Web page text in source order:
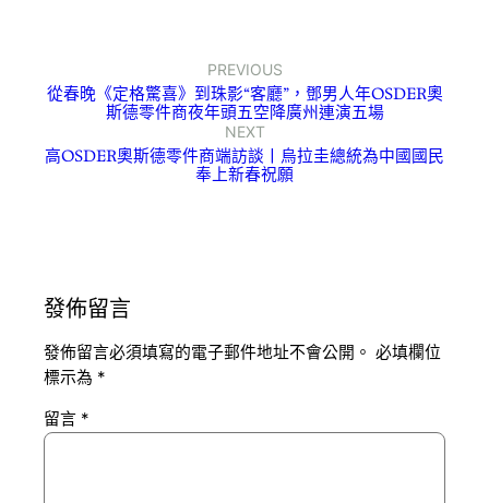
PREVIOUS
從春晚《定格驚喜》到珠影“客廳”，鄧男人年OSDER奧
斯德零件商夜年頭五空降廣州連演五場
NEXT
高OSDER奧斯德零件商端訪談丨烏拉圭總統為中國國民
奉上新春祝願
發佈留言
發佈留言必須填寫的電子郵件地址不會公開。 必填欄位
標示為 *
留言 *